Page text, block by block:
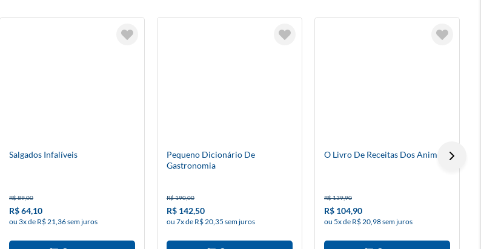
Salgados Infalíveis
R$ 89,00
R$ 64,10
ou 3x de R$ 21,36 sem juros
Pequeno Dicionário De
Gastronomia
R$ 190,00
R$ 142,50
ou 7x de R$ 20,35 sem juros
O Livro De Receitas Dos Animes
R$ 139,90
R$ 104,90
ou 5x de R$ 20,98 sem juros